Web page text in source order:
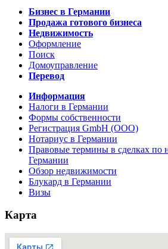
Бизнес в Германии
Продажа готового бизнеса
Недвижимость
Оформление
Поиск
Домоуправление
Перевод
Информация
Налоги в Германии
Формы собственности
Регистрация GmbH (ООО)
Нотариус в Германии
Правовые термины в сделках по
Германии
Обзор недвижимости
Блукард в Германии
Визы
Карта